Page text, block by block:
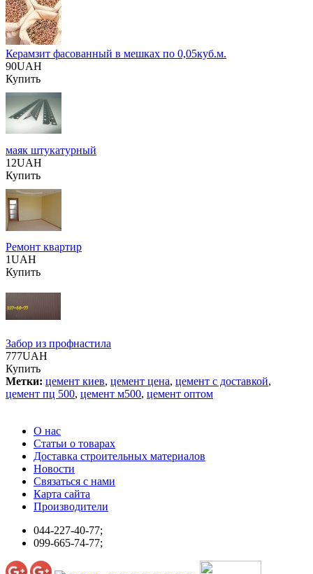
Керамзит фасованный в мешках по 0,05куб.м.
90UAH
Купить
маяк штукатурный
12UAH
Купить
Ремонт квартир
1UAH
Купить
Забор из профнастила
777UAH
Купить
Метки: цемент киев, цемент цена, цемент с доставкой,
цемент пц 500, цемент м500, цемент оптом
О нас
Статьи о товарах
Доставка строительных материалов
Новости
Связаться с нами
Карта сайта
Производители
044-227-40-77;
099-665-74-77;